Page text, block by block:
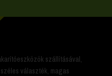
szállításával,
választék, magas